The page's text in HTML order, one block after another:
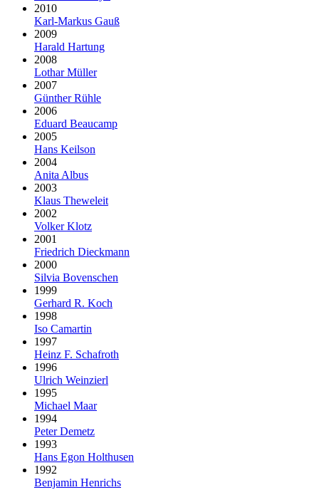
2010
Karl-Markus Gauß
2009
Harald Hartung
2008
Lothar Müller
2007
Günther Rühle
2006
Eduard Beaucamp
2005
Hans Keilson
2004
Anita Albus
2003
Klaus Theweleit
2002
Volker Klotz
2001
Friedrich Dieckmann
2000
Silvia Bovenschen
1999
Gerhard R. Koch
1998
Iso Camartin
1997
Heinz F. Schafroth
1996
Ulrich Weinzierl
1995
Michael Maar
1994
Peter Demetz
1993
Hans Egon Holthusen
1992
Benjamin Henrichs